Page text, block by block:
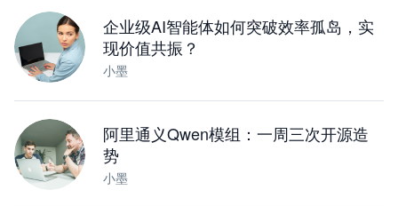
企业级AI智能体如何突破效率孤岛，实
现价值共振？
小墨
阿里通义Qwen模组：一周三次开源造
势
小墨